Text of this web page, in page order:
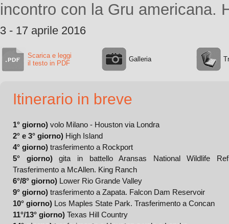
incontro con la Gru americana.
3 - 17 aprile 2016
Scarica e leggi
il testo in PDF
Galleria
Itinerario in breve
1° giorno) volo Milano - Houston via Londra
2° e 3° giorno) High Island
4° giorno) trasferimento a Rockport
5° giorno)gita in battello Aransas National Wildlife
Trasferimento a McAllen. King Ranch
6°/8° giorno) Lower Rio Grande Valley
9° giorno) trasferimento a Zapata. Falcon Dam Reservoir
10° giorno) Los Maples State Park. Trasferimento a Concan
11°/13° giorno) Texas Hill Country